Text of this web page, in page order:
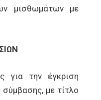
μισθωμάτων με
για την έγκριση
με τίτλο